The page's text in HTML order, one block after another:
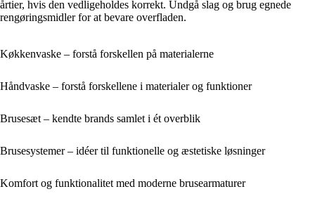
årtier, hvis den vedligeholdes korrekt. Undgå slag og brug egnede
rengøringsmidler for at bevare overfladen.
Køkkenvaske – forstå forskellen på materialerne
Håndvaske – forstå forskellene i materialer og funktioner
Brusesæt – kendte brands samlet i ét overblik
Brusesystemer – idéer til funktionelle og æstetiske løsninger
Komfort og funktionalitet med moderne brusearmaturer